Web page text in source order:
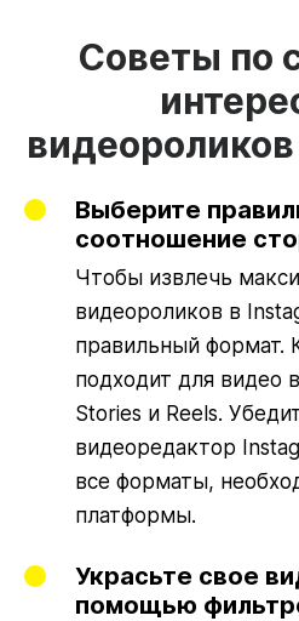
Советы по
Выберите
соотношение
Чтобы извлечь
видеороликов в
правильный формат.
подходит для видео
Stories и Reels.
видеоредактор
все форматы,
платформы.
Украсьте свое
помощью